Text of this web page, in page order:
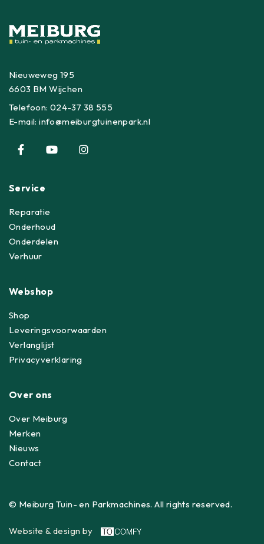
Nieuweweg 195
6603 BM Wijchen
Telefoon:024-37 38 555
E-mail:info@meiburgtuinenpark.nl
Service
Reparatie
Onderhoud
Onderdelen
Verhuur
Webshop
Shop
Leveringsvoorwaarden
Verlanglijst
Privacyverklaring
Over ons
Over Meiburg
Merken
Nieuws
Contact
© Meiburg Tuin- en Parkmachines. All rights reserved.
Website & design by